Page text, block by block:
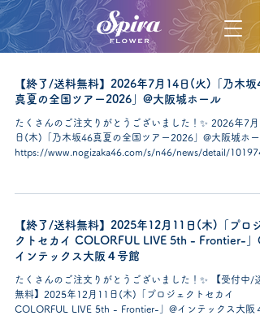
【終了/送料無料】2026年7月14日(火)「乃木坂
真夏の全国ツアー2026」@大阪城ホール
たくさんのご注文りがとうございました！✨ 2026年7月
日(木)「乃木坂46真夏の全国ツアー2026」@大阪城ホー
https://www.nogizaka46.com/s/n46/news/detail/101974
す。 ■フラワースタンド送付先と到着日時 受付 …7月14
21:30〜22:30 送り先 …〒540-0002 大阪府大阪市中央
大阪城３−１ 大阪城ホール 乃木坂46公演宛 上記日程以外
に届いたものに関しましては、主催側にて飾らないとい
態を見て、締切りに間に合っている場合でもスタッフの
断で取り下げさせていただく場合がございますので、予
ご了承ください。 ※飾る場所、並び等に関してのリクエ
【終了/送料無料】2025年12月11日(木)「プロジ
クトセカイ COLORFUL LIVE 5th - Frontier-」
インテックス大阪４号館
たくさんのご注文りがとうございました！✨ 【受付中/
無料】2025年12月11日(木)「プロジェクトセカイ
COLORFUL LIVE 5th - Frontier-」@インテックス大阪